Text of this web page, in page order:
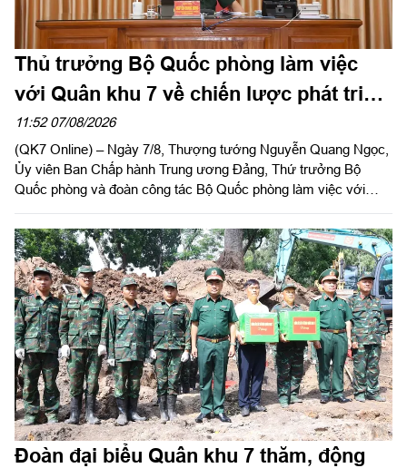
Thủ trưởng Bộ Quốc phòng làm việc
với Quân khu 7 về chiến lược phát triển
giai đoạn 2026 – 2030, tổ chức, cơ cấu
lại doanh nghiệp
11:52 07/08/2026
(QK7 Online) – Ngày 7/8, Thượng tướng Nguyễn Quang Ngọc,
Ủy viên Ban Chấp hành Trung ương Đảng, Thứ trưởng Bộ
Quốc phòng và đoàn công tác Bộ Quốc phòng làm việc với
chức cơ cấu lại doanh nghiệp. Thiếu tướng Đặng Văn Lẫm, Ủy
viên Thường vụ Đảng ủy, Phó Tư lệnh Quân khu tiếp đoàn.
Đoàn đại biểu Quân khu 7 thăm, động